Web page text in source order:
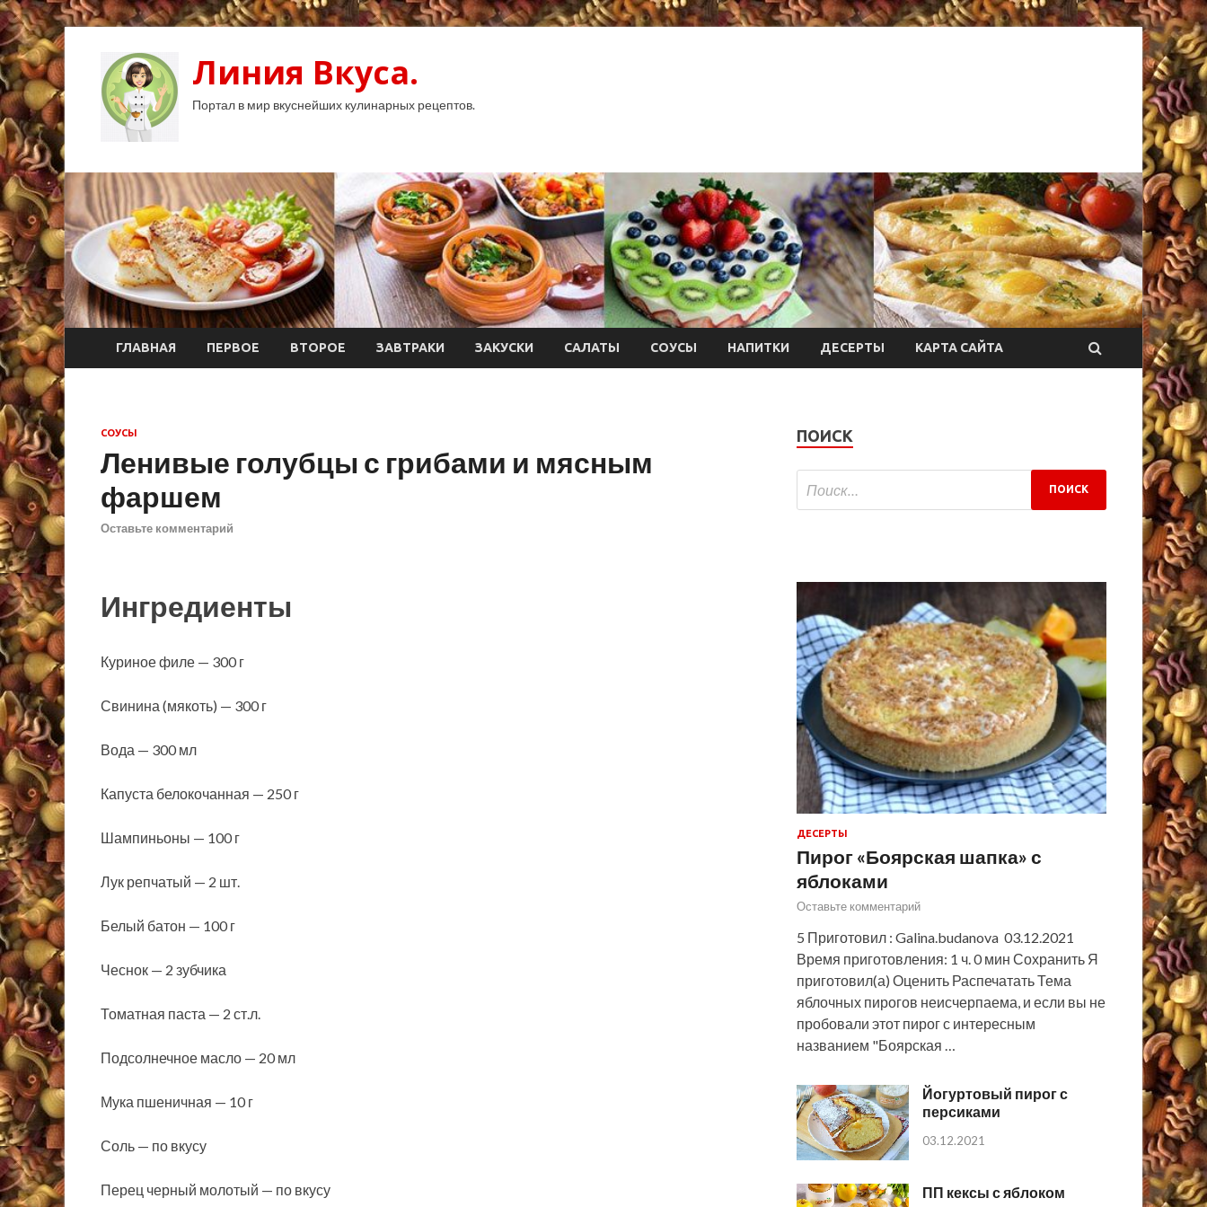
Линия Вкуса.
Портал в мир вкуснейших кулинарных рецептов.
ГЛАВНАЯ ПЕРВОЕ ВТОРОЕ ЗАВТРАКИ ЗАКУСКИ САЛАТЫ СОУСЫ НАПИТКИ ДЕСЕРТЫ КАРТА САЙТА
СОУСЫ
Ленивые голубцы с грибами и мясным
фаршем
Оставьте комментарий
Ингредиенты
Куриное филе — 300 г
Свинина (мякоть) — 300 г
Вода — 300 мл
Капуста белокочанная — 250 г
Шампиньоны — 100 г
Лук репчатый — 2 шт.
Белый батон — 100 г
Чеснок — 2 зубчика
Томатная паста — 2 ст.л.
Подсолнечное масло — 20 мл
Мука пшеничная — 10 г
Соль — по вкусу
Перец черный молотый — по вкусу
ПОИСК
ДЕСЕРТЫ
Пирог «Боярская шапка» с
яблоками
Оставьте комментарий
5 Приготовил : Galina.budanova 03.12.2021
Время приготовления: 1 ч. 0 мин Сохранить Я
приготовил(а) Оценить Распечатать Тема
яблочных пирогов неисчерпаема, и если вы не
пробовали этот пирог с интересным
названием "Боярская …
Йогуртовый пирог с
персиками
03.12.2021
ПП кексы с яблоком